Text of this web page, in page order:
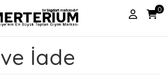
0
İade